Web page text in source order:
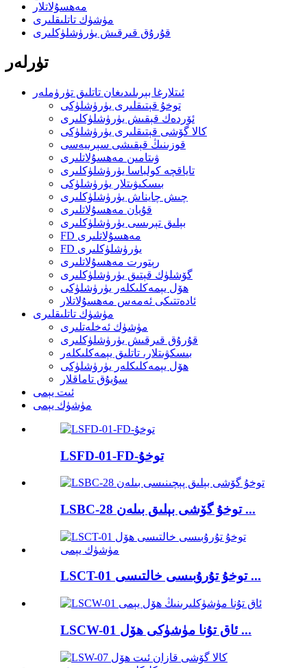
مەھسۇلاتلار
مۈشۈك تاتلىقلىرى
قۇرۇق قىرقىش يۈرۈشلۈكلىرى
تۈرلەر
ئىتلارغا بېرىلىدىغان تاتلىق تۈرۈملەر
توخۇ قېتىقلىرى يۈرۈشلۈكى
ئۆردەك قېقىش يۈرۈشلۈكلىرى
كالا گۆشى قېتىقلىرى يۈرۈشلۈكى
قوزىنىڭ قېقىشى سېرىيەسى
ۋىتامىن مەھسۇلاتلىرى
تاياقچە كولباسا يۈرۈشلۈكلىرى
بىسكىۋىتلار يۈرۈشلۈكى
چىش چايناش يۈرۈشلۈكلىرى
قۇيان مەھسۇلاتلىرى
بېلىق تېرىسى يۈرۈشلۈكلىرى
FD مەھسۇلاتلىرى
FD يۈرۈشلۈكلىرى
رېتورت مەھسۇلاتلىرى
گۆشلۈك قېتىق يۈرۈشلۈكلىرى
ھۆل يېمەكلىكلەر يۈرۈشلۈكى
ئادەتتىكى ئەمەس مەھسۇلاتلار
مۈشۈك تاتلىقلىرى
مۈشۈك ئەخلەتلىرى
قۇرۇق قىرقىش يۈرۈشلۈكلىرى
بىسكۋىتلار، تاتلىق يېمەكلىكلەر
ھۆل يېمەكلىكلەر يۈرۈشلۈكى
سۇيۇق تاماقلار
ئىت يېمى
مۈشۈك يېمى
LSFD-01-FD-توخۇ
LSBC-28 توخۇ گۆشى بېلىق بىلەن ...
LSCT-01 توخۇ تۇرۇبىسى خالتىسى ...
LSCW-01 ئاق تۇنا مۈشۈكى ھۆل ...